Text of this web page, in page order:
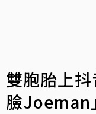
雙胞胎上
臉Joeman